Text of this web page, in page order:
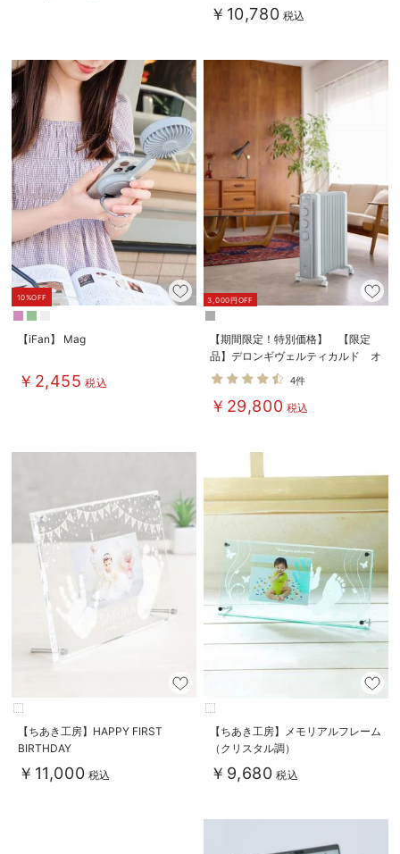
￥10,780 税込
10%OFF
【iFan】 Mag
￥2,455 税込
3,000円OFF
【期間限定！特別価格】 【限定
品】デロンギヴェルティカルド オ
イルヒーター
4件
￥29,800 税込
【ちあき工房】HAPPY FIRST
BIRTHDAY
￥11,000 税込
【ちあき工房】メモリアルフレーム
（クリスタル調）
￥9,680 税込